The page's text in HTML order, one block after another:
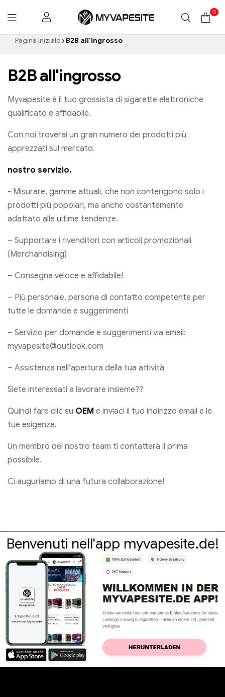
Myvapesite.de
0
Pagina iniziale B2B all'ingrosso
B2B all'ingrosso
Myvapesite è il tuo grossista di sigarette elettroniche
qualificato e affidabile.
Con noi troverai un gran numero dei prodotti più
apprezzati sul mercato.
nostro servizio.
- Misurare, gamme attuali, che non contengono solo i
prodotti più popolari, ma anche costantemente
adattato alle ultime tendenze.
– Supportare i rivenditori con articoli promozionali
(Merchandising)
– Consegna veloce e affidabile!
– Più personale, persona di contatto competente per
tutte le domande e suggerimenti
– Servizio per domande e suggerimenti via email:
myvapesite@outlook.com
– Assistenza nell’apertura della tua attività
Siete interessati a lavorare insieme??
Quindi fare clic su OEM e inviaci il tuo indirizzo email e le
tue esigenze.
Un membro del nostro team ti contatterà il prima
possibile.
Ci auguriamo di una futura collaborazione!
Benvenuti nell'app myvapesite.de!